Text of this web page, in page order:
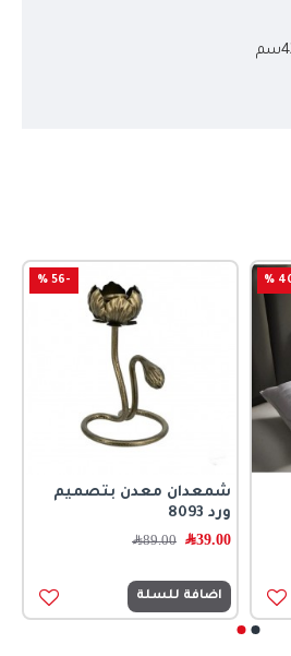
-56 %
شمعدان معدن بتصميم
ورد 8093
39.00﷼ 89.00﷼
اضافة للسلة